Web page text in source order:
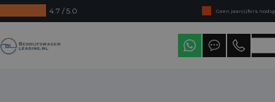
4.7 / 5.0
Geen jaarcijfers nodig
Direct uit voorraad leverbaar
Levering in heel Nederland